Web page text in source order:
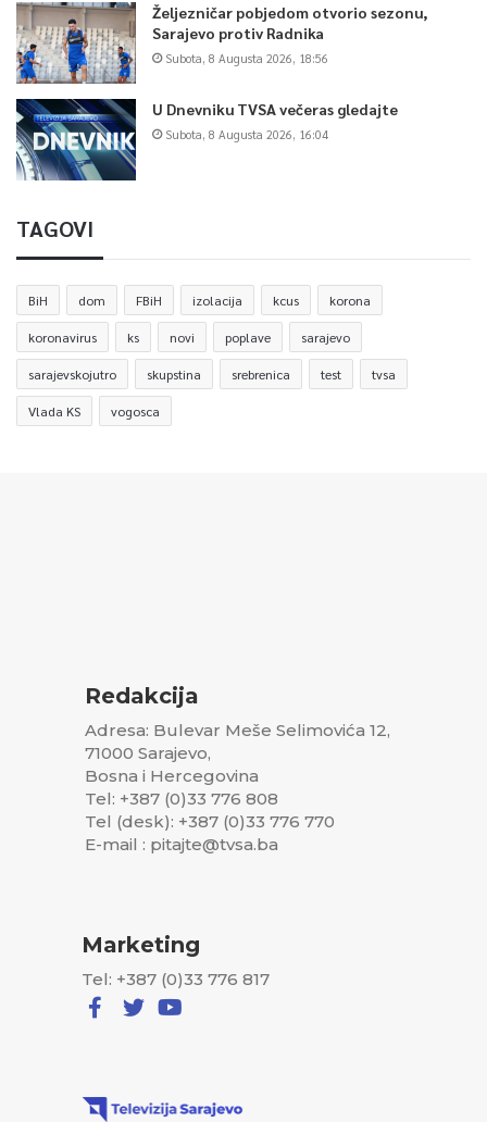
Željezničar pobjedom otvorio sezonu,
Sarajevo protiv Radnika
Subota, 8 Augusta 2026, 18:56
U Dnevniku TVSA večeras gledajte
Subota, 8 Augusta 2026, 16:04
TAGOVI
BiH dom FBiH izolacija kcus korona
koronavirus ks novi poplave sarajevo
sarajevskojutro skupstina srebrenica test tvsa
Vlada KS vogosca
Redakcija
Adresa: Bulevar Meše Selimovića 12,
71000 Sarajevo,
Bosna i Hercegovina
Tel: +387 (0)33 776 808
Tel (desk): +387 (0)33 776 770
E-mail : pitajte@tvsa.ba
Marketing
Tel: +387 (0)33 776 817